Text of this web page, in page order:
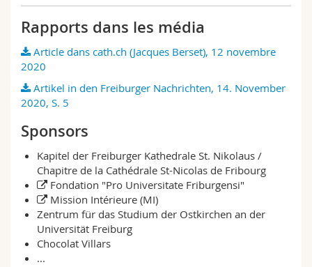
Rapports dans les média
Article dans cath.ch (Jacques Berset), 12 novembre
2020
Artikel in den Freiburger Nachrichten, 14. November
2020, S. 5
Sponsors
Kapitel der Freiburger Kathedrale St. Nikolaus /
Chapitre de la Cathédrale St-Nicolas de Fribourg
Fondation "Pro Universitate Friburgensi"
Mission Intérieure (MI)
Zentrum für das Studium der Ostkirchen an der
Universität Freiburg
Chocolat Villars
...